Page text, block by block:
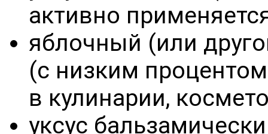
активно
яблочный (или
(с низким
в кулинарии,
уксус